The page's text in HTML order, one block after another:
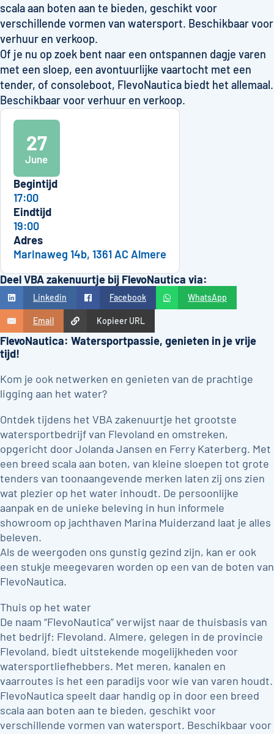
scala aan boten aan te bieden, geschikt voor
verschillende vormen van watersport. Beschikbaar voor
verhuur en verkoop.
Of je nu op zoek bent naar een ontspannen dagje varen
met een sloep, een avontuurlijke vaartocht met een
tender, of consoleboot, FlevoNautica biedt het allemaal.
Beschikbaar voor verhuur en verkoop.
27
June
Begintijd
17:00
Eindtijd
19:00
Adres
Marinaweg 14b, 1361 AC Almere
Deel VBA zakenuurtje bij FlevoNautica via:
Linkedin Facebook WhatsApp
Email Kopieer URL
FlevoNautica: Watersportpassie, genieten in je vrije
tijd!
Kom je ook netwerken en genieten van de prachtige
ligging aan het water?
Ontdek tijdens het VBA zakenuurtje het grootste
watersportbedrijf van Flevoland en omstreken,
opgericht door Jolanda Jansen en Ferry Katerberg. Met
een breed scala aan boten, van kleine sloepen tot grote
tenders van toonaangevende merken laten zij ons zien
wat plezier op het water inhoudt. De persoonlijke
aanpak en de unieke beleving in hun informele
showroom op jachthaven Marina Muiderzand laat je alles
beleven.
Als de weergoden ons gunstig gezind zijn, kan er ook
een stukje meegevaren worden op een van de boten van
FlevoNautica.
Thuis op het water
De naam “FlevoNautica” verwijst naar de thuisbasis van
het bedrijf: Flevoland. Almere, gelegen in de provincie
Flevoland, biedt uitstekende mogelijkheden voor
watersportliefhebbers. Met meren, kanalen en
vaarroutes is het een paradijs voor wie van varen houdt.
FlevoNautica speelt daar handig op in door een breed
scala aan boten aan te bieden, geschikt voor
verschillende vormen van watersport. Beschikbaar voor